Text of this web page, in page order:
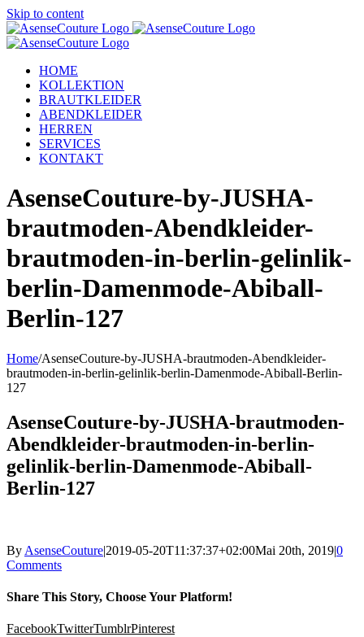
Skip to content
HOME
KOLLEKTION
BRAUTKLEIDER
ABENDKLEIDER
HERREN
SERVICES
KONTAKT
AsenseCouture-by-JUSHA-
brautmoden-Abendkleider-
brautmoden-in-berlin-gelinlik-
berlin-Damenmode-Abiball-
Berlin-127
Home/AsenseCouture-by-JUSHA-brautmoden-Abendkleider-
brautmoden-in-berlin-gelinlik-berlin-Damenmode-Abiball-Berlin-
127
AsenseCouture-by-JUSHA-brautmoden-
Abendkleider-brautmoden-in-berlin-
gelinlik-berlin-Damenmode-Abiball-
Berlin-127
By AsenseCouture|2019-05-20T11:37:37+02:00Mai 20th, 2019|0
Comments
Share This Story, Choose Your Platform!
FacebookTwitterTumblrPinterest